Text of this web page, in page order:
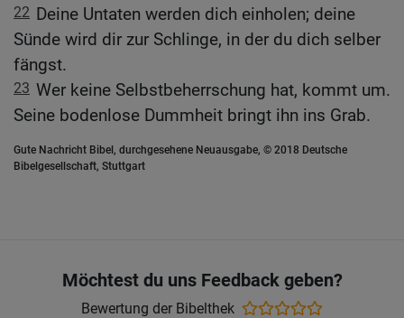
22 Deine Untaten werden dich einholen; deine
Sünde wird dir zur Schlinge, in der du dich selber
fängst.
23 Wer keine Selbstbeherrschung hat, kommt um.
Seine bodenlose Dummheit bringt ihn ins Grab.
Gute Nachricht Bibel, durchgesehene Neuausgabe, © 2018 Deutsche
Bibelgesellschaft, Stuttgart
Möchtest du uns Feedback geben?
Bewertung der Bibelthek